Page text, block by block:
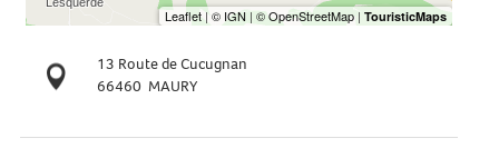
13 Route de Cucugnan
66460 MAURY